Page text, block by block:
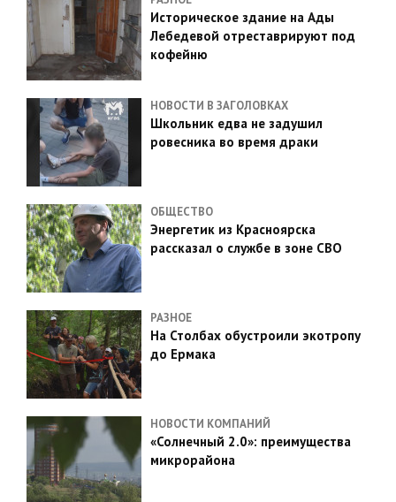
Историческое здание на Ады
Лебедевой отреставрируют под
кофейню
НОВОСТИ В ЗАГОЛОВКАХ
Школьник едва не задушил
ровесника во время драки
ОБЩЕСТВО
Энергетик из Красноярска
рассказал о службе в зоне СВО
РАЗНОЕ
На Столбах обустроили экотропу
до Ермака
НОВОСТИ КОМПАНИЙ
«Солнечный 2.0»: преимущества
микрорайона